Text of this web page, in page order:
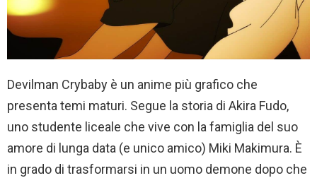
Devilman Crybaby è un anime più grafico che
presenta temi maturi. Segue la storia di Akira Fudo,
uno studente liceale che vive con la famiglia del suo
amore di lunga data (e unico amico) Miki Makimura. È
in grado di trasformarsi in un uomo demone dopo che